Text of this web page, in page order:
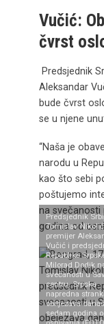
Vučić:
čvrst
Predsjednik
Aleksandar
bude čvrst
se u njene
“Naša je
narodu u
kao što sebi
poštujemo
na svečanosti
godina od
Predsjednik
Tomislav
premijer
Vučić i
Republike
Milorad Dodik
svečanosti u
centru. Srpska
napredna
obilježava danas
sedam godina